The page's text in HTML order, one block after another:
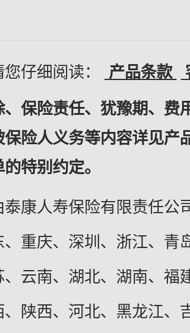
仔细阅读： 产品条款
保险责任、犹豫期、费
险人义务等内容详见产
特别约定。
康人寿保险有限责任公
重庆、深圳、浙江、青
云南、湖北、湖南、福
陕西、河北、黑龙江、